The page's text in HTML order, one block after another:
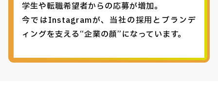
学生や転職希望者からの応募が増加。
今ではInstagramが、当社の採用とブランデ
ィングを支える“企業の顔”になっています。